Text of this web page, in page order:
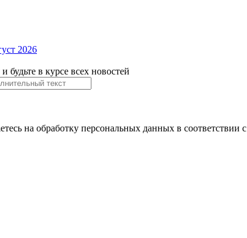
2026
в курсе всех новостей
на обработку персональных данных в соответствии с